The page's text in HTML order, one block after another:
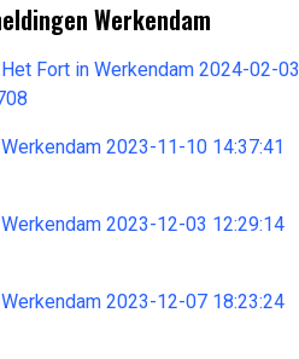
Werkendam
Fort in Werkendam 2024-02-03
2023-11-10 14:37:41
2023-12-03 12:29:14
2023-12-07 18:23:24